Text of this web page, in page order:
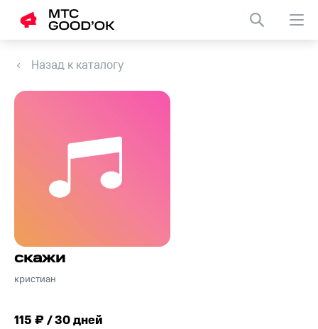
Назад к каталогу
скажи
кристиан
115 ₽ / 30 дней